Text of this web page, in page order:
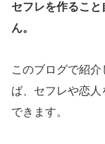
セフレを作るこ
ん。
このブログで紹
ば、セフレや恋
できます。